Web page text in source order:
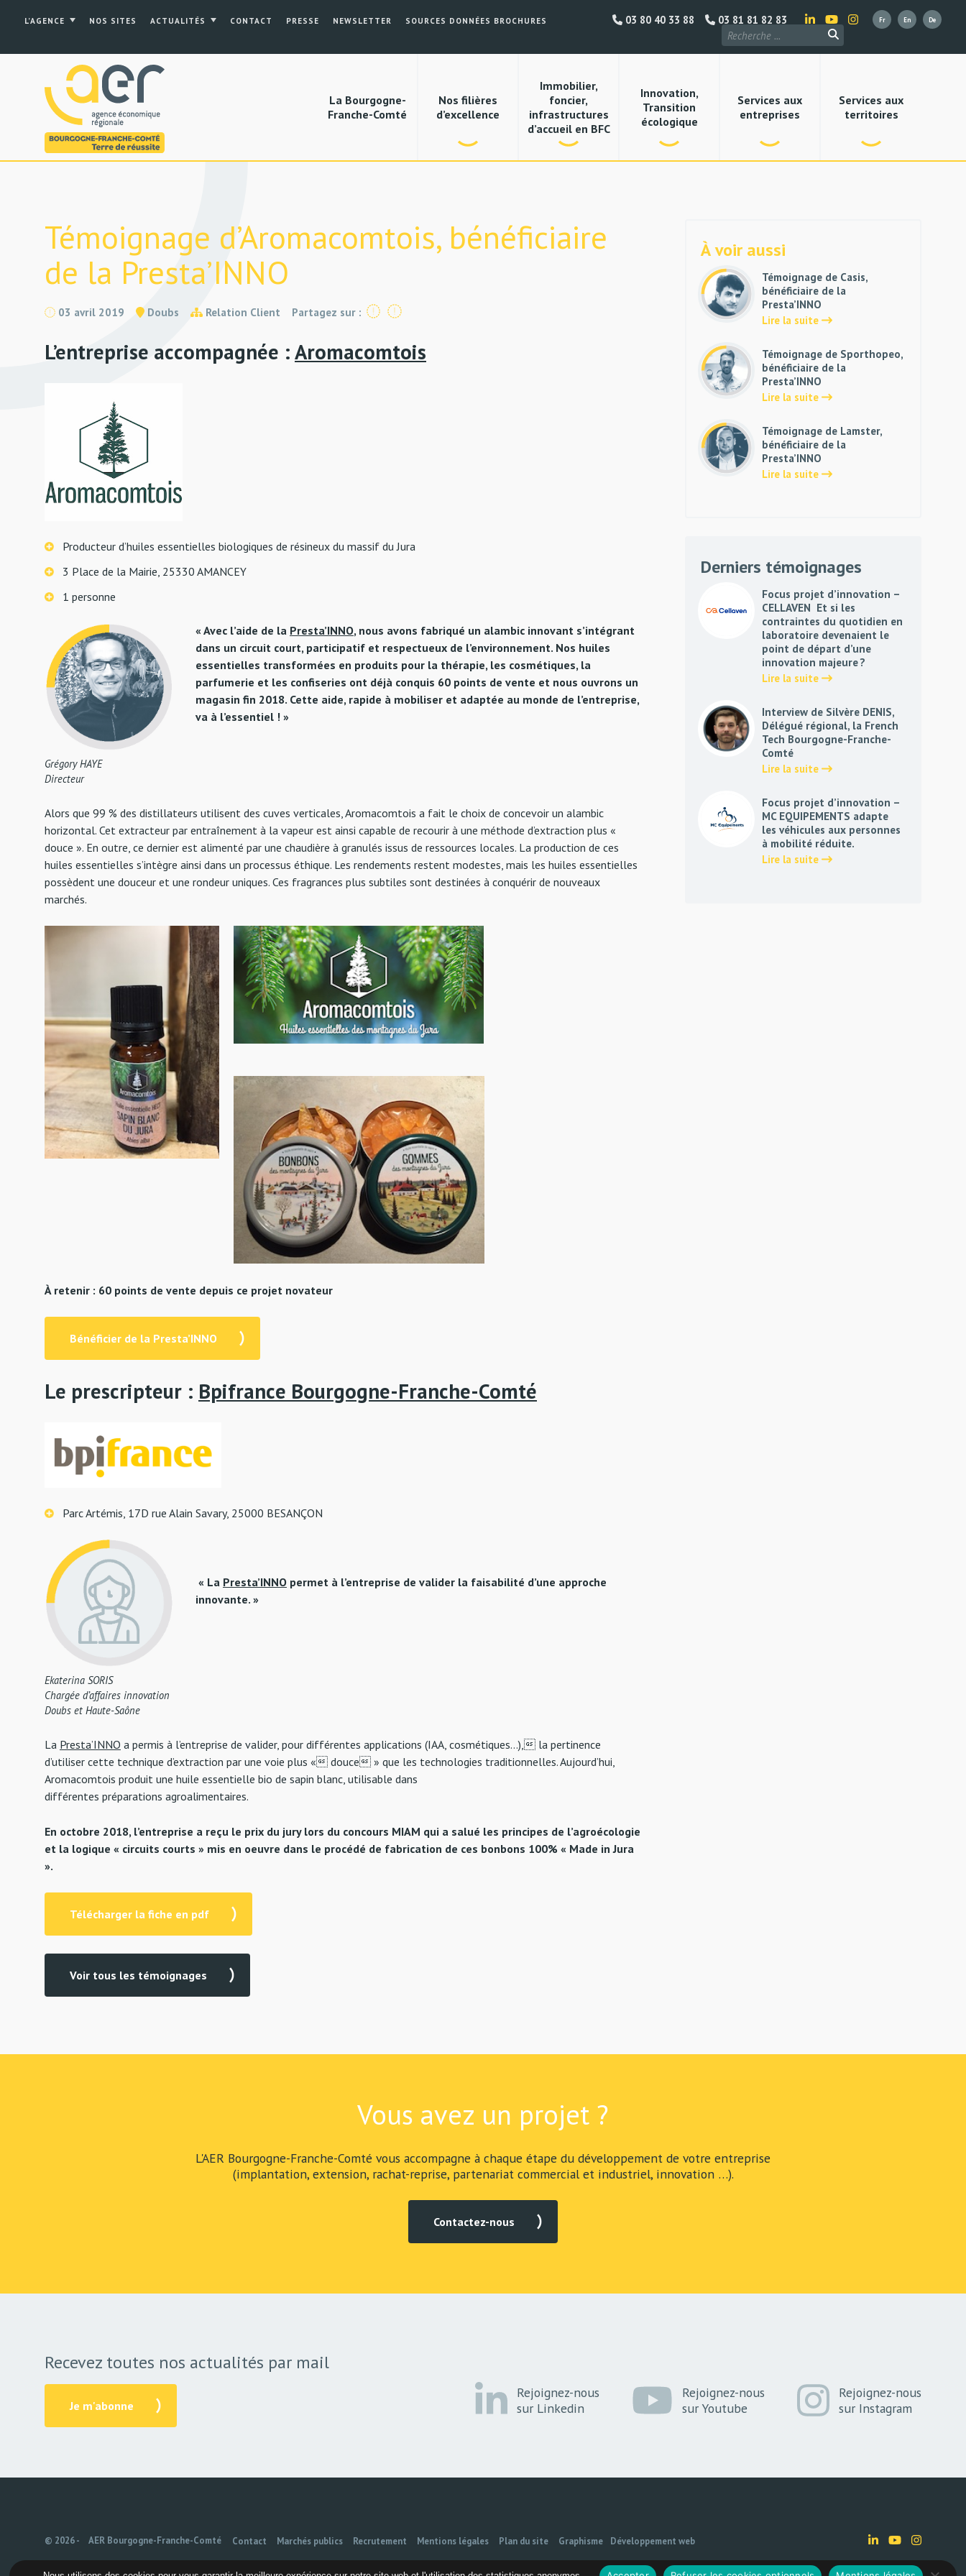
L’AGENCE NOS SITES ACTUALITÉS CONTACT PRESSE NEWSLETTER SOURCES DONNÉES BROCHURES 03 81 81 82 83
03 80 40 33 88
La Bourgogne-
Franche-Comté
Nos filières
d’excellence
Immobilier,
foncier,
infrastructures
d’accueil en BFC
Innovation,
Transition
écologique
Services aux
entreprises
Services aux
territoires
Témoignage d’Aromacomtois, bénéficiaire
de la Presta’INNO
03 avril 2019 Doubs Relation Client Partagez sur :
L’entreprise accompagnée :Aromacomtois
Producteur d’huiles essentielles biologiques de résineux du massif du Jura
3 Place de la Mairie, 25330 AMANCEY
1 personne
Grégory HAYE
Directeur
« Avec l’aide de la Presta’INNO, nous avons fabriqué un alambic innovant s’intégrant
dans un circuit court, participatif et respectueux de l’environnement. Nos huiles
essentielles transformées en produits pour la thérapie, les cosmétiques, la
parfumerie et les confiseries ont déjà conquis 60 points de vente et nous ouvrons un
magasin fin 2018. Cette aide, rapide à mobiliser et adaptée au monde de l’entreprise,
va à l’essentiel ! »
Alors que 99 % des distillateurs utilisent des cuves verticales, Aromacomtois a fait le choix de concevoir un alambic
horizontal. Cet extracteur par entraînement à la vapeur est ainsi capable de recourir à une méthode d’extraction plus «
douce ». En outre, ce dernier est alimenté par une chaudière à granulés issus de ressources locales. La production de ces
huiles essentielles s’intègre ainsi dans un processus éthique. Les rendements restent modestes, mais les huiles essentielles
possèdent une douceur et une rondeur uniques. Ces fragrances plus subtiles sont destinées à conquérir de nouveaux
marchés.
À retenir : 60 points de vente depuis ce projet novateur
Bénéficier de la Presta’INNO
Le prescripteur : Bpifrance Bourgogne-Franche-Comté
Parc Artémis, 17D rue Alain Savary, 25000 BESANÇON
Ekaterina SORIS
Chargée d’affaires innovation
Doubs et Haute-Saône
« La Presta’INNO permet à l’entreprise de valider la faisabilité d’une approche
innovante. »
La Presta’INNO a permis à l’entreprise de valider, pour différentes applications (IAA, cosmétiques…), la pertinence
d’utiliser cette technique d’extraction par une voie plus « douce » que les technologies traditionnelles. Aujourd’hui,
Aromacomtois produit une huile essentielle bio de sapin blanc, utilisable dans
différentes préparations agroalimentaires.
En octobre 2018, l’entreprise a reçu le prix du jury lors du concours MIAM qui a salué les principes de l’agroécologie
et la logique « circuits courts » mis en oeuvre dans le procédé de fabrication de ces bonbons 100% « Made in Jura
».
Télécharger la fiche en pdf
Voir tous les témoignages
À voir aussi
Témoignage de Casis,
bénéficiaire de la
Presta’INNO
Lire la suite
Témoignage de Sporthopeo,
bénéficiaire de la
Presta’INNO
Lire la suite
Témoignage de Lamster,
bénéficiaire de la
Presta’INNO
Lire la suite
Derniers témoignages
Focus projet d’innovation –
CELLAVEN Et si les
contraintes du quotidien en
laboratoire devenaient le
point de départ d’une
innovation majeure ?
Lire la suite
Interview de Silvère DENIS,
Délégué régional, la French
Tech Bourgogne-Franche-
Comté
Lire la suite
Focus projet d’innovation –
MC EQUIPEMENTS adapte
les véhicules aux personnes
à mobilité réduite.
Lire la suite
Vous avez un projet ?
L'AER Bourgogne-Franche-Comté vous accompagne à chaque étape du développement de votre entreprise
(implantation, extension, rachat-reprise, partenariat commercial et industriel, innovation …).
Contactez-nous
Recevez toutes nos actualités par mail
Je m'abonne
Rejoignez-nous
sur Instagram
Rejoignez-nous
sur Youtube
Rejoignez-nous
sur Linkedin
© 2026 - AER Bourgogne-Franche-Comté Contact Marchés publics Recrutement Mentions légales Plan du site Graphisme Développement web